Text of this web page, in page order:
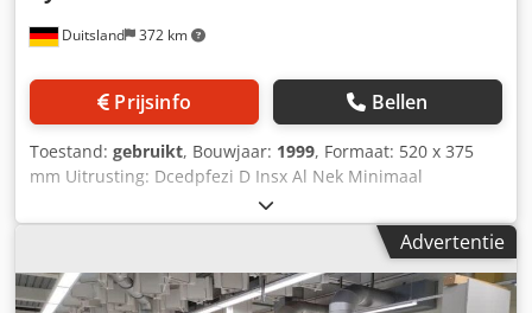
Duitsland 372 km
Prijsinfo Bellen
Toestand: gebruikt, Bouwjaar: 1999, Formaat: 520 x 375
mm Uitrusting: Dcedpfezi D Insx Al Nek Minimaal
vellenformaat: 100 x 150 mm Maximaal drukoppervlak: 505
x 350 mm Tot 13.000 (deels tot 15.000) vellen per uur
Papierdikte: 0,04 tot 0,4 mm (maximaal 0,5 mm)
Platenformaat: 510 x 400 mm (of 510 x 430 mm) Gewicht
machine: ca. 7.000 kg PCS-H besturing Ryobimatic
Advertentie